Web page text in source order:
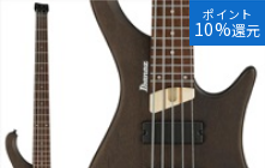
ポイント
10%還元